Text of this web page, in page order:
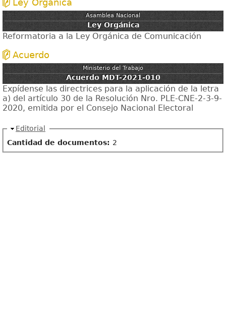
Ley Orgánica
Asamblea Nacional
Ley Orgánica
Reformatoria a la Ley Orgánica de Comunicación
Acuerdo
Ministerio del Trabajo
Acuerdo MDT-2021-010
Expídense las directrices para la aplicación de la letra
a) del artículo 30 de la Resolución Nro. PLE-CNE-2-3-9-
2020, emitida por el Consejo Nacional Electoral
Ocultar
Editorial
Cantidad de documentos: 2